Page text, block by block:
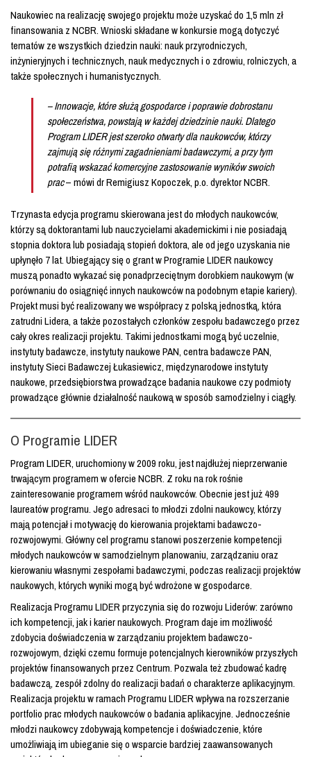
Naukowiec na realizację swojego projektu może uzyskać do 1,5 mln zł
finansowania z NCBR. Wnioski składane w konkursie mogą dotyczyć
tematów ze wszystkich dziedzin nauki: nauk przyrodniczych,
inżynieryjnych i technicznych, nauk medycznych i o zdrowiu, rolniczych, a
także społecznych i humanistycznych.
– Innowacje, które służą gospodarce i poprawie dobrostanu
społeczeństwa, powstają w każdej dziedzinie nauki. Dlatego
Program LIDER jest szeroko otwarty dla naukowców, którzy
zajmują się różnymi zagadnieniami badawczymi, a przy tym
potrafią wskazać komercyjne zastosowanie wyników swoich
prac– mówi dr Remigiusz Kopoczek, p.o. dyrektor NCBR.
Trzynasta edycja programu skierowana jest do młodych naukowców,
którzy są doktorantami lub nauczycielami akademickimi i nie posiadają
stopnia doktora lub posiadają stopień doktora, ale od jego uzyskania nie
upłynęło 7 lat. Ubiegający się o grant w Programie LIDER naukowcy
muszą ponadto wykazać się ponadprzeciętnym dorobkiem naukowym (w
porównaniu do osiągnięć innych naukowców na podobnym etapie kariery).
Projekt musi być realizowany we współpracy z polską jednostką, która
zatrudni Lidera, a także pozostałych członków zespołu badawczego przez
cały okres realizacji projektu. Takimi jednostkami mogą być uczelnie,
instytuty badawcze, instytuty naukowe PAN, centra badawcze PAN,
instytuty Sieci Badawczej Łukasiewicz, międzynarodowe instytuty
naukowe, przedsiębiorstwa prowadzące badania naukowe czy podmioty
prowadzące głównie działalność naukową w sposób samodzielny i ciągły.
O Programie LIDER
Program LIDER, uruchomiony w 2009 roku, jest najdłużej nieprzerwanie
trwającym programem w ofercie NCBR. Z roku na rok rośnie
zainteresowanie programem wśród naukowców. Obecnie jest już 499
laureatów programu. Jego adresaci to młodzi zdolni naukowcy, którzy
mają potencjał i motywację do kierowania projektami badawczo-
rozwojowymi. Główny cel programu stanowi poszerzenie kompetencji
młodych naukowców w samodzielnym planowaniu, zarządzaniu oraz
kierowaniu własnymi zespołami badawczymi, podczas realizacji projektów
naukowych, których wyniki mogą być wdrożone w gospodarce.
Realizacja Programu LIDER przyczynia się do rozwoju Liderów: zarówno
ich kompetencji, jak i karier naukowych. Program daje im możliwość
zdobycia doświadczenia w zarządzaniu projektem badawczo-
rozwojowym, dzięki czemu formuje potencjalnych kierowników przyszłych
projektów finansowanych przez Centrum. Pozwala też zbudować kadrę
badawczą, zespół zdolny do realizacji badań o charakterze aplikacyjnym.
Realizacja projektu w ramach Programu LIDER wpływa na rozszerzanie
portfolio prac młodych naukowców o badania aplikacyjne. Jednocześnie
młodzi naukowcy zdobywają kompetencje i doświadczenie, które
umożliwiają im ubieganie się o wsparcie bardziej zaawansowanych